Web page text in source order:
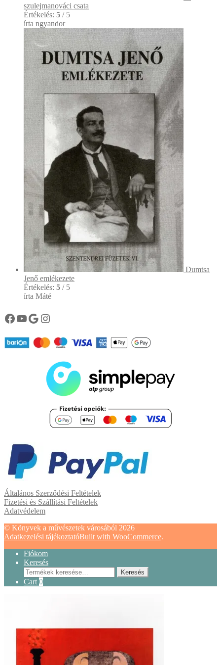
szulejmanováci csata
Értékelés: 5 / 5
írta ngyandor
Dumtsa
Jenő emlékezete
Értékelés: 5 / 5
írta Máté
Könyvtárunk facebook oldala
Könyvtárunk YouTube csatornája
Google
Instagram
Általános Szerződési Feltételek
Fizetési és Szállítási Feltételek
Adatvédelem
© Könyvek a művészetek városából 2026
Adatkezelési tájékoztatóBuilt with WooCommerce.
Fiókom
Keresés
Keresés
a
következőre:
Keresés
Cart 0